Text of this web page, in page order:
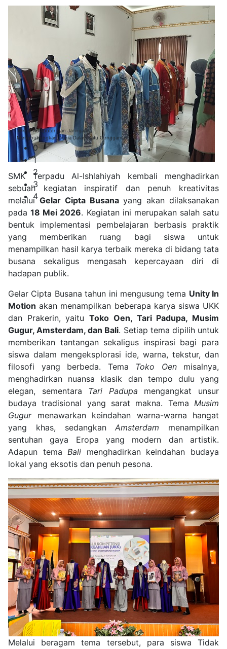
Teknik Komputer dan Jaringan
Menghubungkan Dunia Dalam Satu Genggaman
0
1
2
3
4
SMK Terpadu Al-Ishlahiyah kembali menghadirkan
sebuah kegiatan inspiratif dan penuh kreativitas
melaluiGelar Cipta Busanayang akan dilaksanakan
pada18 Mei 2026. Kegiatan ini merupakan salah satu
bentuk implementasi pembelajaran berbasis praktik
yang memberikan ruang bagi siswa untuk
menampilkan hasil karya terbaik mereka di bidang tata
busana sekaligus mengasah kepercayaan diri di
hadapan publik.
Gelar Cipta Busana tahun ini mengusung tema Unity In
Motion akan menampilkan beberapa karya siswa UKK
dan Prakerin, yaituToko Oen, Tari Padupa, Musim
Gugur, Amsterdam, dan Bali. Setiap tema dipilih untuk
memberikan tantangan sekaligus inspirasi bagi para
siswa dalam mengeksplorasi ide, warna, tekstur, dan
filosofi yang berbeda. Tema Toko Oenmisalnya,
menghadirkan nuansa klasik dan tempo dulu yang
elegan, sementara Tari Padupa mengangkat unsur
budaya tradisional yang sarat makna. Tema Musim
Gugurmenawarkan keindahan warna-warna hangat
yang khas, sedangkanAmsterdam menampilkan
sentuhan gaya Eropa yang modern dan artistik.
Adapun temaBali menghadirkan keindahan budaya
lokal yang eksotis dan penuh pesona.
Melalui beragam tema tersebut, para siswa Tidak